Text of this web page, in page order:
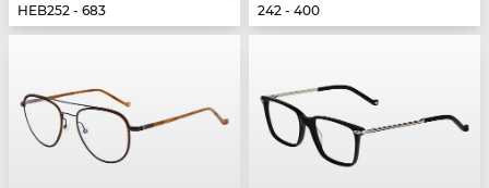
HEB252 - 683
242 - 400